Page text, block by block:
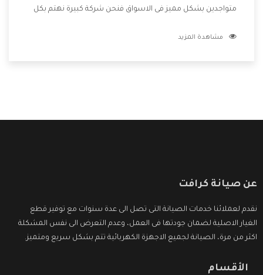
متواجدين بشكل مميز فى الاسواق فنحن شركة كبيرة نهتم بكل
الشركة بها والتى تكون منها خدمة الصيانة التى تكون من أهم
مشاهدة المزيد
عن صيانة كرافت
نقدم لعملائنا خدمات الصيانة التى تصل الى عدة سنوات مع توفير قطع
الغيار الاصلية لضمان جودتها فى العمل، وعدم التعرض الى نفس المشكلة
اكثر من مرة، الصيانة لجميع الاجهزة الكهربائية تتم بشكل سريع ومتميز.
الأقسام